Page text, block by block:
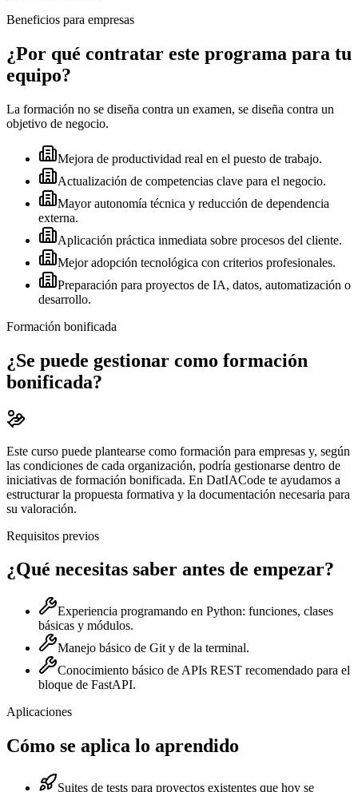
Beneficios para empresas
¿Por qué contratar este programa para tu
equipo?
La formación no se diseña contra un examen, se diseña contra un
objetivo de negocio.
Mejora de productividad real en el puesto de trabajo.
Actualización de competencias clave para el negocio.
Mayor autonomía técnica y reducción de dependencia
externa.
Aplicación práctica inmediata sobre procesos del cliente.
Mejor adopción tecnológica con criterios profesionales.
Preparación para proyectos de IA, datos, automatización o
desarrollo.
Formación bonificada
¿Se puede gestionar como formación
bonificada?
Este curso puede plantearse como formación para empresas y, según
las condiciones de cada organización, podría gestionarse dentro de
iniciativas de formación bonificada. En DatIACode te ayudamos a
estructurar la propuesta formativa y la documentación necesaria para
su valoración.
Requisitos previos
¿Qué necesitas saber antes de empezar?
Experiencia programando en Python: funciones, clases
básicas y módulos.
Manejo básico de Git y de la terminal.
Conocimiento básico de APIs REST recomendado para el
bloque de FastAPI.
Aplicaciones
Cómo se aplica lo aprendido
Suites de tests para proyectos existentes que hoy se